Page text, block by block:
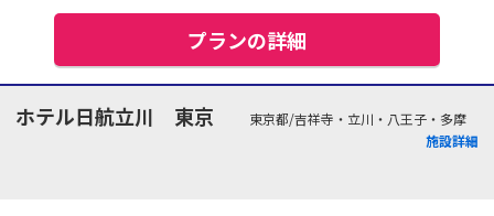
プランの詳細
ホテル日航立川 東京
東京都/吉祥寺・立川・八王子・多摩
施設詳細